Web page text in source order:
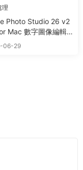
理
Photo Studio 26 v2
Mac 數字圖像編輯
06-29